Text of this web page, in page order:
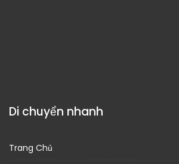
Di chuyển nhanh
Trang Chủ